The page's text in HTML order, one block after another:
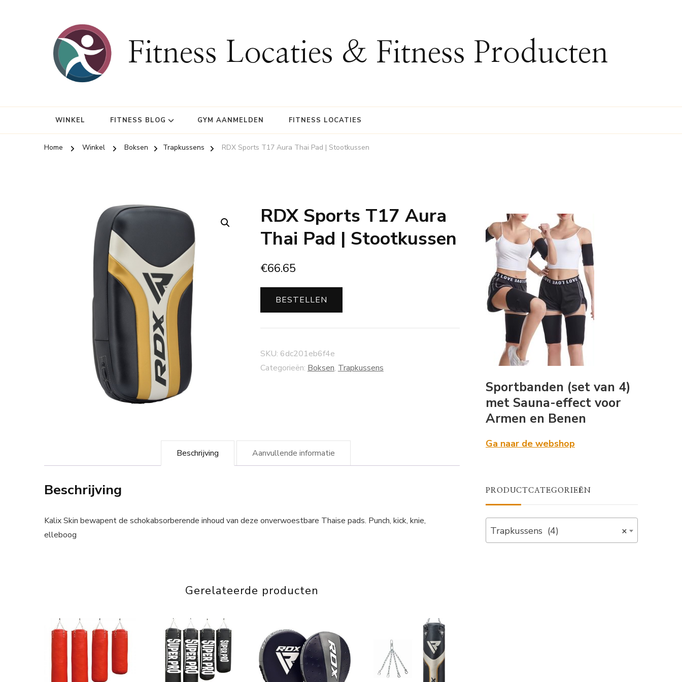
Fitness Locaties & Fitness Producten
WINKEL FITNESS BLOG GYM AANMELDEN FITNESS LOCATIES
Home Winkel Boksen Trapkussens RDX Sports T17 Aura Thai Pad | Stootkussen
RDX Sports T17 Aura
Thai Pad | Stootkussen
€66.65
BESTELLEN
SKU: 6dc201eb6f4e
Categorieën: Boksen, Trapkussens
Beschrijving Aanvullende informatie
Beschrijving
Kalix Skin bewapent de schokabsorberende inhoud van deze onverwoestbare Thaise pads. Punch, kick, knie,
elleboog
Gerelateerde producten
Sportbanden (set van 4)
met Sauna-effect voor
Armen en Benen
Ga naar de webshop
PRODUCTCATEGORIEËN
×
Trapkussens (4)